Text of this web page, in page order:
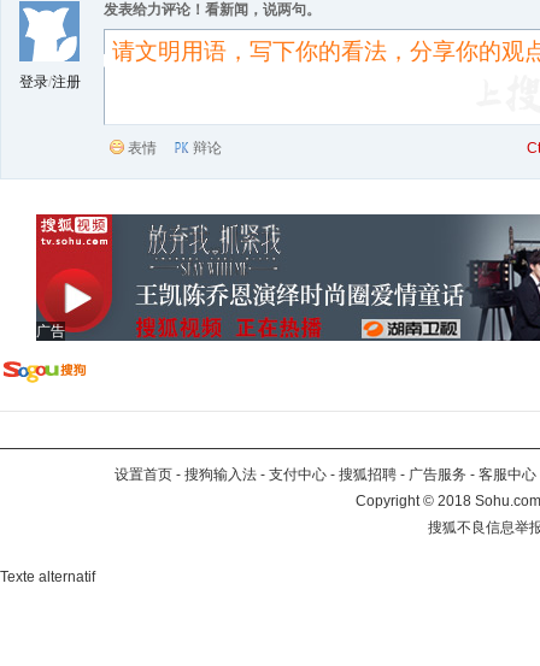
登录/注册
发表给力评论！看新闻，说两句。
表情 辩论
广告
设置首页 - 搜狗输入法 - 支付中心 - 搜狐招聘 - 广告服务 - 客服中心
Copyright©2018
搜狐不良信息举
Texte alternatif